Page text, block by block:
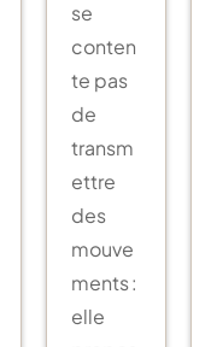
se
conten
te pas
de
transm
ettre
des
mouve
ments :
elle